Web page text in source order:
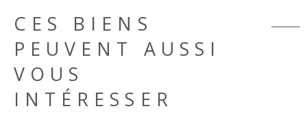
CES BIENS
PEUVENT AUSSI
VOUS
INTÉRESSER